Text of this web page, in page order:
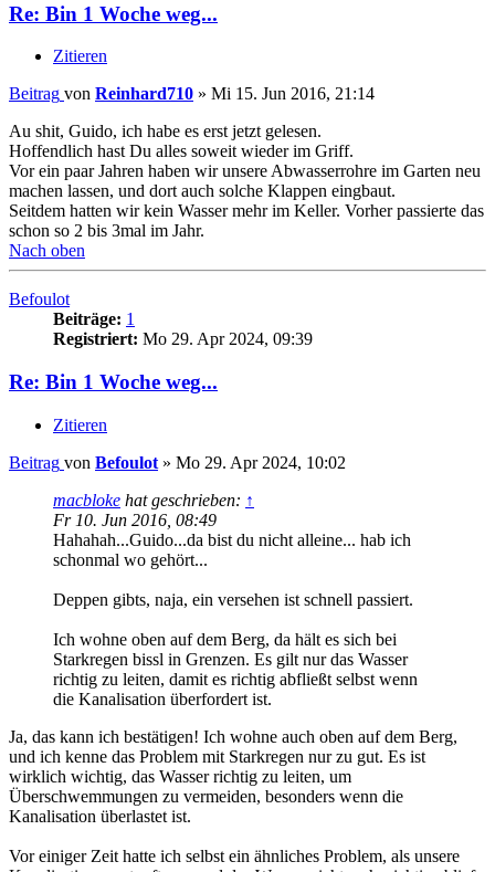
Re: Bin 1 Woche weg...
Zitieren
Beitrag von Reinhard710 » Mi 15. Jun 2016, 21:14
Au shit, Guido, ich habe es erst jetzt gelesen.
Hoffendlich hast Du alles soweit wieder im Griff.
Vor ein paar Jahren haben wir unsere Abwasserrohre im Garten neu
machen lassen, und dort auch solche Klappen eingbaut.
Seitdem hatten wir kein Wasser mehr im Keller. Vorher passierte das
schon so 2 bis 3mal im Jahr.
Nach oben
Befoulot
Beiträge: 1
Registriert: Mo 29. Apr 2024, 09:39
Re: Bin 1 Woche weg...
Zitieren
Beitrag von Befoulot » Mo 29. Apr 2024, 10:02
macbloke hat geschrieben: ↑
Fr 10. Jun 2016, 08:49
Hahahah...Guido...da bist du nicht alleine... hab ich
schonmal wo gehört...
Deppen gibts, naja, ein versehen ist schnell passiert.
Ich wohne oben auf dem Berg, da hält es sich bei
Starkregen bissl in Grenzen. Es gilt nur das Wasser
richtig zu leiten, damit es richtig abfließt selbst wenn
die Kanalisation überfordert ist.
Ja, das kann ich bestätigen! Ich wohne auch oben auf dem Berg,
und ich kenne das Problem mit Starkregen nur zu gut. Es ist
wirklich wichtig, das Wasser richtig zu leiten, um
Überschwemmungen zu vermeiden, besonders wenn die
Kanalisation überlastet ist.
Vor einiger Zeit hatte ich selbst ein ähnliches Problem, als unsere